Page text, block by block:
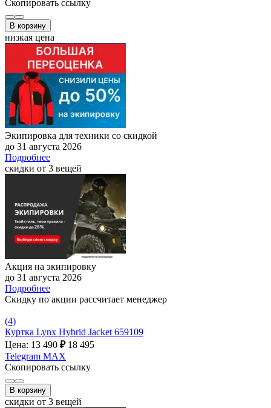
Скопировать ссылку
В корзину
низкая цена
Экипировка для техники со скидкой
до 31 августа 2026
Подробнее
скидки от 3 вещей
Акция на экипировку
до 31 августа 2026
Подробнее
Скидку по акции рассчитает менеджер
(4)
Куртка Lynx Hybrid Jacket 659109
Цена: 13 490 ₽ 18 495
Telegram MAX
Скопировать ссылку
В корзину
скидки от 3 вещей